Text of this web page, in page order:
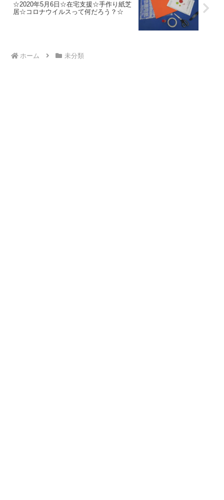
☆2020年5月6日☆在宅支援☆手作り紙芝
居☆コロナウイルスって何だろう？☆
ホーム 未分類